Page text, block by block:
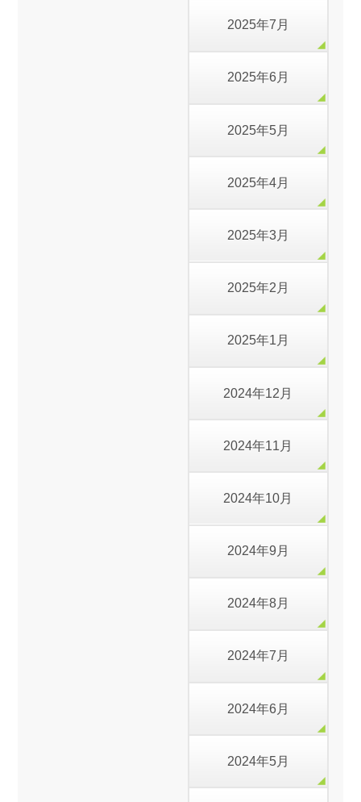
2025年7月
2025年6月
2025年5月
2025年4月
2025年3月
2025年2月
2025年1月
2024年12月
2024年11月
2024年10月
2024年9月
2024年8月
2024年7月
2024年6月
2024年5月